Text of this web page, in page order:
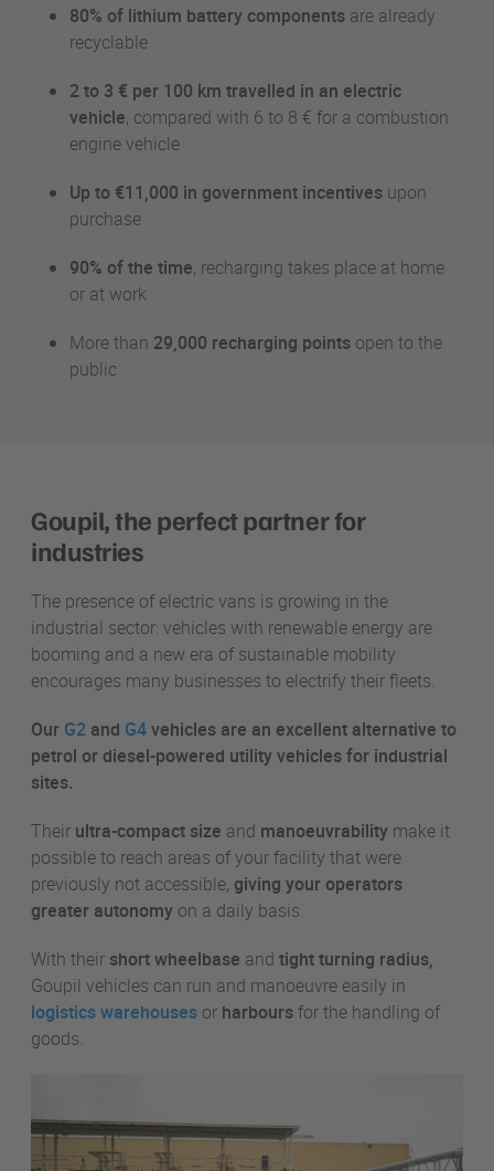
80% of lithium battery components are already
recyclable
2 to 3 € per 100 km travelled in an electric
vehicle, compared with 6 to 8 € for a combustion
engine vehicle
Up to €11,000 in government incentives upon
purchase
90% of the time, recharging takes place at home
or at work
More than 29,000 recharging points open to the
public
Goupil, the perfect partner for
industries
The presence of electric vans is growing in the
industrial sector: vehicles with renewable energy are
booming and a new era of sustainable mobility
encourages many businesses to electrify their fleets.
Our G2 and G4vehicles are an excellent alternative to
petrol or diesel-powered utility vehicles for industrial
sites.
Their ultra-compact size and manoeuvrability make it
possible to reach areas of your facility that were
previously not accessible, giving your operators
greater autonomy on a daily basis.
With their short wheelbase and tight turning radius,
Goupil vehicles can run and manoeuvre easily in
logistics warehouses or harboursfor the handling of
goods.